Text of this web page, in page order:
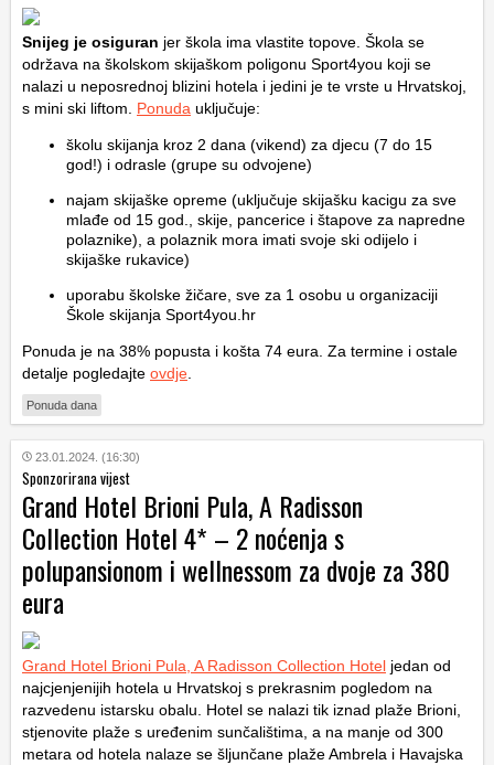
Snijeg je osiguran jer škola ima vlastite topove. Škola se
održava na školskom skijaškom poligonu Sport4you koji se
nalazi u neposrednoj blizini hotela i jedini je te vrste u Hrvatskoj,
s mini ski liftom. Ponuda uključuje:
školu skijanja kroz 2 dana (vikend) za djecu (7 do 15
god!) i odrasle (grupe su odvojene)
najam skijaške opreme (uključuje skijašku kacigu za sve
mlađe od 15 god., skije, pancerice i štapove za napredne
polaznike), a polaznik mora imati svoje ski odijelo i
skijaške rukavice)
uporabu školske žičare, sve za 1 osobu u organizaciji
Škole skijanja Sport4you.hr
Ponuda je na 38% popusta i košta 74 eura. Za termine i ostale
detalje pogledajte ovdje.
Ponuda dana
23.01.2024. (16:30)
Sponzorirana vijest
Grand Hotel Brioni Pula, A Radisson
Collection Hotel 4* – 2 noćenja s
polupansionom i wellnessom za dvoje za 380
eura
Grand Hotel Brioni Pula, A Radisson Collection Hotel jedan od
najcjenjenijih hotela u Hrvatskoj s prekrasnim pogledom na
razvedenu istarsku obalu. Hotel se nalazi tik iznad plaže Brioni,
stjenovite plaže s uređenim sunčalištima, a na manje od 300
metara od hotela nalaze se šljunčane plaže Ambrela i Havajska